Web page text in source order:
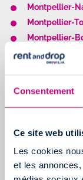
Consentement
Ce site web
Les cookies
et les
Montpellier-
Montpellier-
Montpellier-
Montpellier-
Toulouse -
Toulouse -
Toulouse-Lille